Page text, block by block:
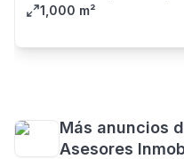
1,000 m²
Más anuncios
Asesores